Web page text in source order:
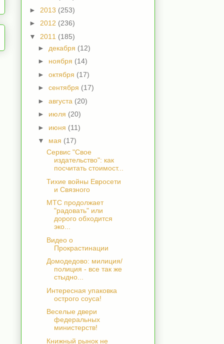
► 2013 (253)
► 2012 (236)
▼ 2011 (185)
► декабря (12)
► ноября (14)
► октября (17)
► сентября (17)
► августа (20)
► июля (20)
► июня (11)
▼ мая (17)
Сервис "Свое
издательство": как
посчитать стоимост...
Тихие войны Евросети
и Связного
МТС продолжает
"радовать" или
дорого обходится
эко...
Видео о
Прокрастинации
Домодедово: милиция/
полиция - все так же
стыдно...
Интересная упаковка
острого соуса!
Веселые двери
федеральных
министерств!
Книжный рынок не